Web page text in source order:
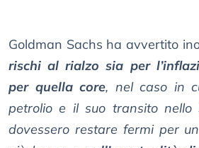
Goldman Sachs ha avvertito
rischi al rialzo sia per
per quella core, nel caso in
petrolio e il suo transito nello
dovessero restare fermi per